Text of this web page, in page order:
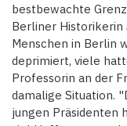
bestbewachte
Berliner Historikerin
Menschen in Berlin
deprimiert, viele
Professorin an der
damalige Situation.
jungen Präsidenten